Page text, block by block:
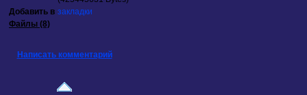
Добавить в закладки
Файлы (8)
Написать комментарий